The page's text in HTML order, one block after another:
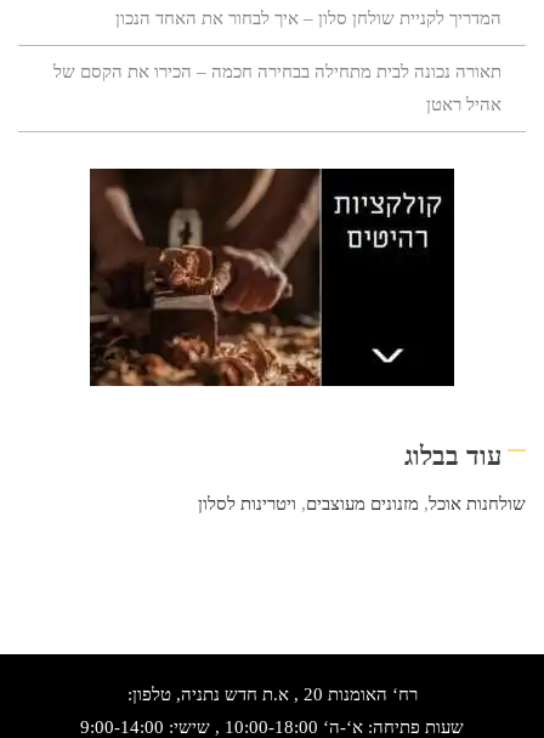
המדריך לקניית שולחן סלון – איך לבחור את האחד הנכון
תאורה נכונה לבית מתחילה בבחירה חכמה – הכירו את הקסם של
אהיל ראטן
עוד בבלוג
שולחנות אוכל, מזנונים מעוצבים, ויטרינות לסלון
רח‘ האומנות 20 , א.ת חדש נתניה, טלפון:
שעות פתיחה: א‘-ה‘ 10:00-18:00 , שישי: 9:00-14:00